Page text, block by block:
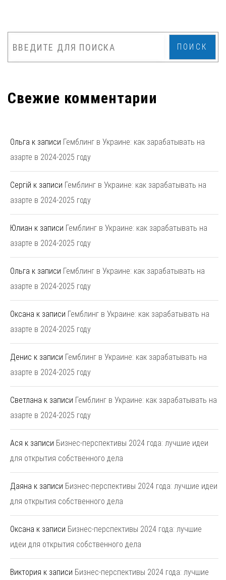
ПОИСК
Свежие комментарии
Ольга к записи Гемблинг в Украине: как зарабатывать на
азарте в 2024-2025 году
Сергій к записи Гемблинг в Украине: как зарабатывать на
азарте в 2024-2025 году
Юлиан к записи Гемблинг в Украине: как зарабатывать на
азарте в 2024-2025 году
Ольга к записи Гемблинг в Украине: как зарабатывать на
азарте в 2024-2025 году
Оксана к записи Гемблинг в Украине: как зарабатывать на
азарте в 2024-2025 году
Денис к записи Гемблинг в Украине: как зарабатывать на
азарте в 2024-2025 году
Светлана к записи Гемблинг в Украине: как зарабатывать на
азарте в 2024-2025 году
Ася к записи Бизнес-перспективы 2024 года: лучшие идеи
для открытия собственного дела
Даяна к записи Бизнес-перспективы 2024 года: лучшие идеи
для открытия собственного дела
Оксана к записи Бизнес-перспективы 2024 года: лучшие
идеи для открытия собственного дела
Виктория к записи Бизнес-перспективы 2024 года: лучшие